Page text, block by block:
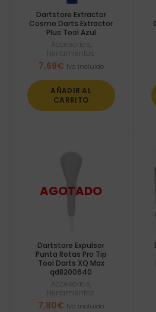
Dartstore Extractor
Cosmo Darts Extractor
Plus Tool Azul
Accesorios
Herramientas
7,69€ Iva incluido
AÑADIR AL
CARRITO
Dartstore Expulsor
Punta Rotas Pro Tip
Tool Darts XQ Max
qd8200640
Accesorios
Herramientas
7,80€ Iva incluido